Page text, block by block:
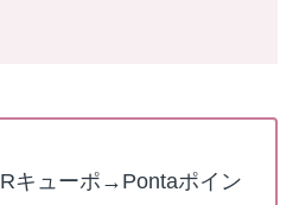
キューポ→Pontaポイン